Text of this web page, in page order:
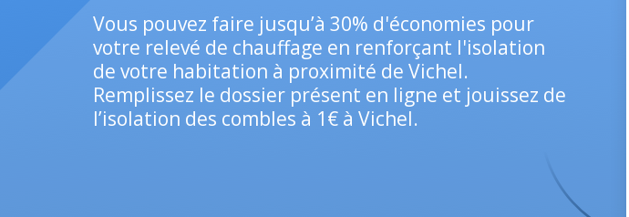
Vous pouvez faire jusqu’à 30% d'économies pour
votre relevé de chauffage en renforçant l'isolation
de votre habitation à proximité de Vichel.
Remplissez le dossier présent en ligne et jouissez de
l’isolation des combles à 1€ à Vichel.